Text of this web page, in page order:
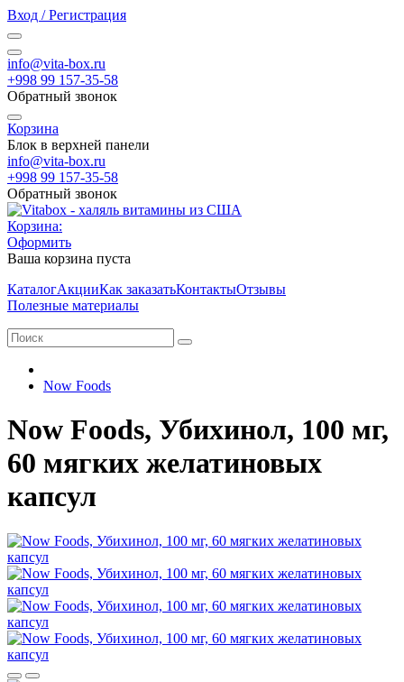
Вход / Регистрация
info@vita-box.ru
+998 99 157-35-58
Обратный звонок
Корзина
Блок в верхней панели
info@vita-box.ru
+998 99 157-35-58
Обратный звонок
Корзина:
Оформить
Ваша корзина пуста
КаталогАкцииКак заказатьКонтактыОтзывы
Полезные материалы
Now Foods
Now Foods, Убихинол, 100 мг,
60 мягких желатиновых
капсул